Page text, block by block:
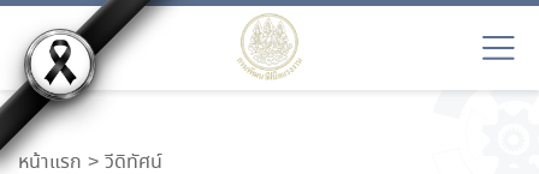
หน้าแรก วีดิทัศน์